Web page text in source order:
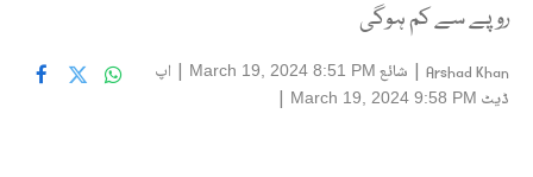
روپے سے کم ہوگی
Arshad Khan
| شائع March 19, 2024 8:51 PM
| اپ
ڈیٹ March 19, 2024 9:58 PM
|